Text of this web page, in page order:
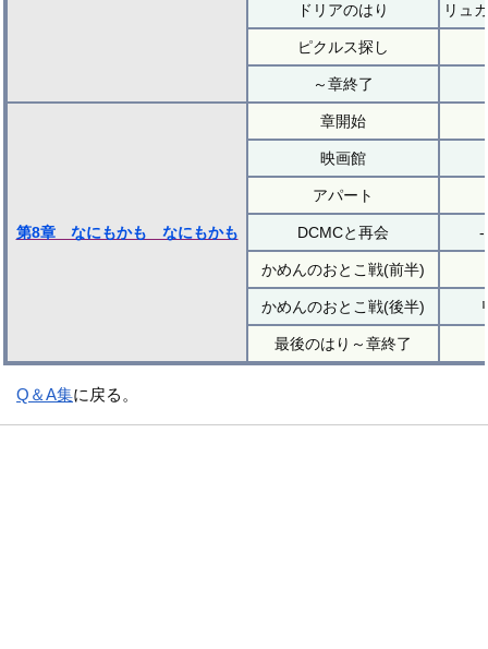
ドリアのはり リュ
ピクルス探し
～章終了
第8章 なにもかも なにもかも
章開始
映画館
アパート
DCMCと再会 -
かめんのおとこ戦(前半)
かめんのおとこ戦(後半)
最後のはり～章終了
Q＆A集に戻る。